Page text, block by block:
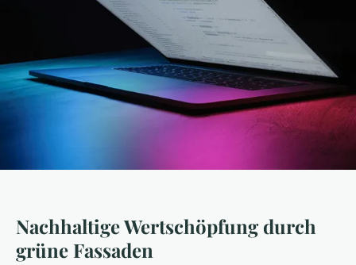
Nachhaltige Wertschöpfung durch
grüne Fassaden